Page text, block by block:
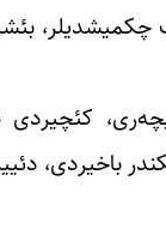
چکمیشدیلر،
کئچیردی
باخیردی،